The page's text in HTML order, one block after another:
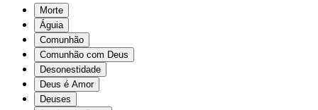
Morte
Águia
Comunhão
Comunhão com Deus
Desonestidade
Deus é Amor
Deuses